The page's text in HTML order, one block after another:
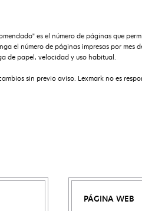
es el número de páginas que
el número de páginas impresas por
de papel, velocidad y uso habitual.
sin previo aviso. Lexmark no es
PÁGINA WEB